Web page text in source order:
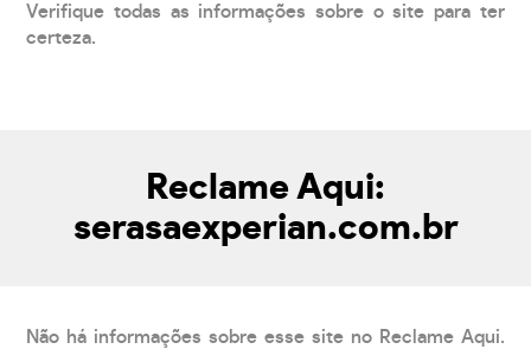
Verifique todas as informações sobre o site para ter
certeza.
Reclame Aqui:
serasaexperian.com.br
Não há informações sobre esse site no Reclame Aqui.